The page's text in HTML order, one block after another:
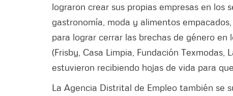
lograron crear sus propias empresas en los
gastronomía, moda y alimentos
para lograr cerrar las brechas de género
(Frisby, Casa Limpia, Fundación Texmodas,
estuvieron recibiendo hojas de vida para
La Agencia Distrital de Empleo también se